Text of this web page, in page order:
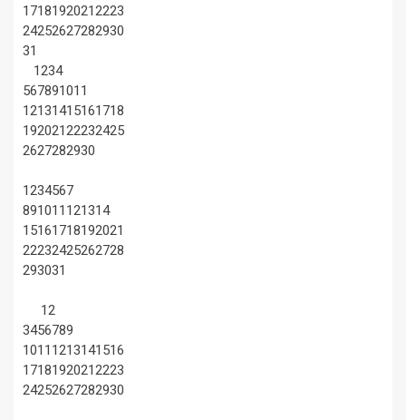
17181920212223
24252627282930
31
1234
567891011
12131415161718
19202122232425
2627282930
1234567
891011 121314
15161718192021
22232425262728
293031
12
3456789
1011 1213141516
17181920212223
24252627282930